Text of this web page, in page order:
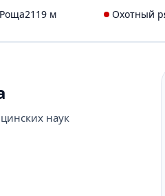
2119 м Охотный
наук